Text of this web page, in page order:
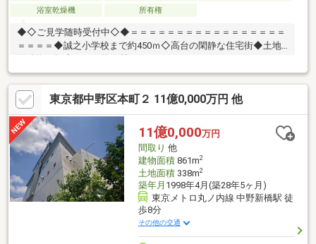
浴室乾燥機
所有権
◆◇ご見学随時受付中◇◆＝＝＝＝＝＝＝＝＝＝＝＝＝＝＝＝＝
＝＝＝＝◆誠之小学校まで約450ｍ◇高台の閑静な住宅街◆土地
＝＝＝＝詳細はお気軽にお問い合わせください♪
東京都中野区本町２ 11億0,000万円 他
11億0,000万円
間取り 他
建物面積861m2
土地面積338m2
築年月 1998年4月(築28年5ヶ月)
東京メトロ丸ノ内線 中野新橋駅 徒
歩8分
その他の交通